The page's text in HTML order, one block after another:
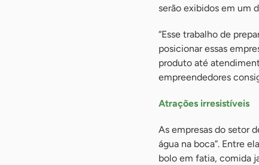
serão exibidos em um
“Esse trabalho de
posicionar essas
produto até
empreendedores
Atrações irresistíveis
As empresas do setor
água na boca”. Entre
bolo em fatia, comida